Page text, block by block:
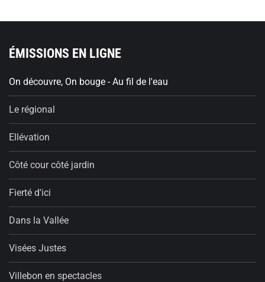
ÉMISSIONS EN LIGNE
On découvre, On bouge - Au fil de l'eau
Le régional
Ellévation
Côté cour côté jardin
Fierté d'ici
Dans la Vallée
Visées Justes
Villebon en spectacles